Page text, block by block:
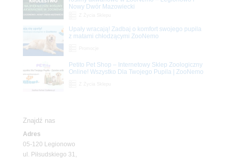
Nowy Dwór Mazowiecki
Upały wracają! Zadbaj o komfort swojego pupila
z matami chłodzącymi ZooNemo
Petito Pet Shop – Internetowy Sklep Zoologiczny
Online! Wszystko Dla Twojego Pupila | ZooNemo
Znajdź nas
Adres
05-120 Legionowo
ul. Piłsudskiego 31,